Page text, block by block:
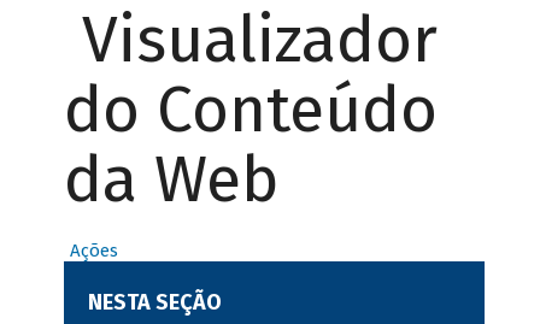
Visualizador
do Conteúdo
da Web
Ações
NESTA SEÇÃO